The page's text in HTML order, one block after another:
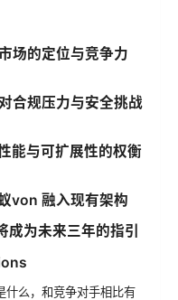
场的定位与竞争力
合规压力与安全挑战
能与可扩展性的权衡
von 融入现有架构
为未来三年的指引
什么，和竞争对手相比有